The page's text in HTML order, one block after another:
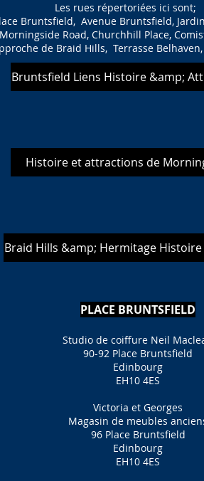
Les rues répertoriées ici sont;
Bruntsfield, Avenue Bruntsfield,
Road, Churchhill Place,
de Braid Hills, Terrasse
Histoire et attractions de
PLACE BRUNTSFIELD
Studio de coiffure Neil
90-92 Place Bruntsfield
Edinbourg
EH10 4ES
Victoria et Georges
Magasin de meubles
96 Place Bruntsfield
Edinbourg
EH10 4ES